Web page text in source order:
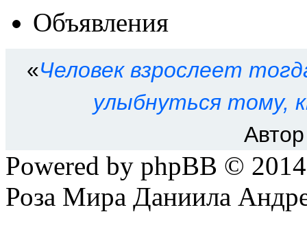
Сейчас этот форум
зарегистрированных
Права доступа к
начинать
Выне можетеотвечать
Выне можете
Объявления
«Человек взрослеет
улыбнуться тому,
Powered by phpBB ©
Роза Мира Даниила